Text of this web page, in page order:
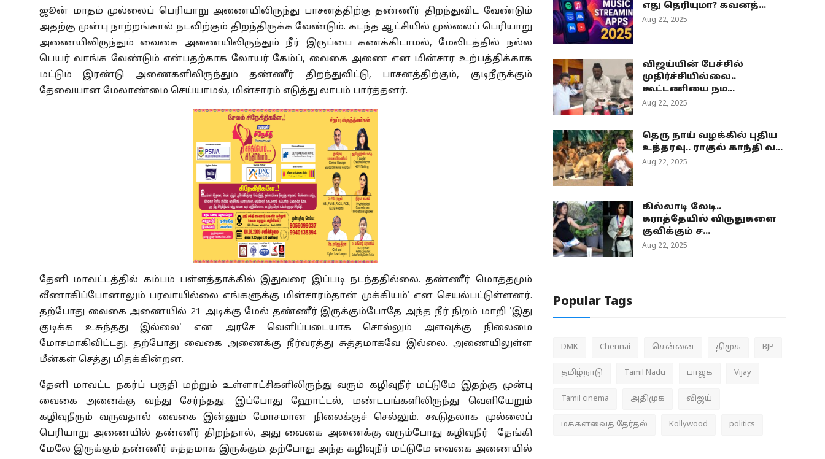
ஜூன் மாதம் முல்லைப் பெரியாறு அணையிலிருந்து பாசனத்திற்கு தண்ணீர் திறந்துவிட வேண்டும்
அதற்கு முன்பு நாற்றங்கால் நடவிற்கும் திறந்திருக்க வேண்டும். கடந்த ஆட்சியில் முல்லைப் பெரியாறு
அணையிலிருந்தும் வைகை அணையிலிருந்தும் நீர் இருப்பை கணக்கிடாமல், மேலிடத்தில் நல்ல
பெயர் வாங்க வேண்டும் என்பதற்காக லோயர் கேம்ப், வைகை அணை என மின்சார உற்பத்திக்காக
மட்டும் இரண்டு அணைகளிலிருந்தும் தண்ணீர் திறந்துவிட்டு, பாசனத்திற்கும், குடிநீருக்கும்
தேவையான மேலாண்மை செய்யாமல், மின்சாரம் எடுத்து லாபம் பார்த்தனர்.
தேனி மாவட்டத்தில் கம்பம் பள்ளத்தாக்கில் இதுவரை இப்படி நடந்ததில்லை. தண்ணீர் மொத்தமும்
வீணாகிப்போனாலும் பரவாயில்லை எங்களுக்கு மின்சாரம்தான் முக்கியம்' என செயல்பட்டுள்ளனர்.
தற்போது வைகை அணையில் 21 அடிக்கு மேல் தண்ணீர் இருக்கும்போதே அந்த நீர் நிறம் மாறி 'இது
குடிக்க உசுந்தது இல்லை' என அரசே வெளிப்படையாக சொல்லும் அளவுக்கு நிலைமை
மோசமாகிவிட்டது. தற்போது வைகை அணைக்கு நீர்வரத்து சுத்தமாகவே இல்லை. அணையிலுள்ள
மீன்கள் செத்து மிதக்கின்றன.
தேனி மாவட்ட நகர்ப் பகுதி மற்றும் உள்ளாட்சிகளிலிருந்து வரும் கழிவுநீர் மட்டுமே இதற்கு முன்பு
வைகை அனைக்கு வந்து சேர்ந்தது. இப்போது ஹோட்டல், மண்டபங்களிலிருந்து வெளியேறும்
கழிவுநீரும் வருவதால் வைகை இன்னும் மோசமான நிலைக்குச் செல்லும். கூடுதலாக முல்லைப்
பெரியாறு அணையில் தண்ணீர் திறந்தால், அது வைகை அணைக்கு வரும்போது கழிவுநீர் தேங்கி
மேலே இருக்கும் தண்ணீர் சுத்தமாக இருக்கும். தற்போது அந்த கழிவுநீர் மட்டுமே வைகை அணையில்
எது தெரியுமா? கவனத்...
Aug 22, 2025
விஜய்யின் பேச்சில்
முதிர்ச்சியில்லை..
கூட்டணியை நம...
Aug 22, 2025
தெரு நாய் வழக்கில் புதிய
உத்தரவு.. ராகுல் காந்தி வ...
Aug 22, 2025
கில்லாடி லேடி..
கராத்தேயில் விருதுகளை
குவிக்கும் ச...
Aug 22, 2025
Popular Tags
DMK Chennai சென்னை திமுக BJP
தமிழ்நாடு Tamil Nadu பாஜக Vijay
Tamil cinema அதிமுக விஜய்
மக்களவைத் தேர்தல் Kollywood politics